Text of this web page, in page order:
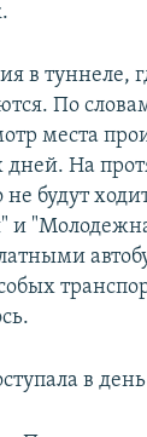
в туннеле,
По
места
дней. На
не будут
и
в